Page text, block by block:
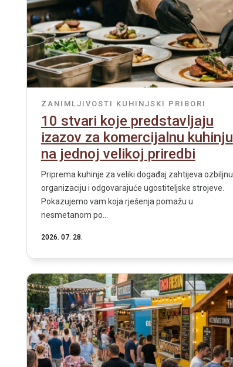
ZANIMLJIVOSTI KUHINJSKI PRIBORI
10 stvari koje predstavljaju
izazov za komercijalnu kuhinju
na jednoj velikoj priredbi
Priprema kuhinje za veliki događaj zahtijeva ozbiljnu
organizaciju i odgovarajuće ugostiteljske strojeve.
Pokazujemo vam koja rješenja pomažu u
nesmetanom po...
2026. 07. 28.